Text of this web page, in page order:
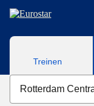
Naar hoofdinhoud
Treinen